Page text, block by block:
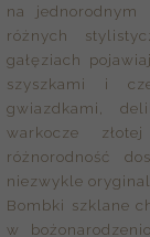
na jednorodnym
różnych
gałęziach
szyszkami i
gwiazdkami,
warkocze
różnorodność
niezwykle
Bombki szklane
w